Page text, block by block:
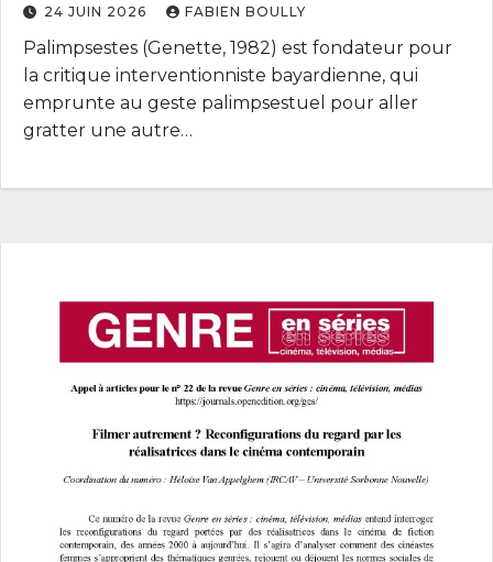
2027)
24 JUIN 2026 FABIEN BOULLY
Palimpsestes (Genette, 1982) est fondateur pour
la critique interventionniste bayardienne, qui
emprunte au geste palimpsestuel pour aller
gratter une autre…